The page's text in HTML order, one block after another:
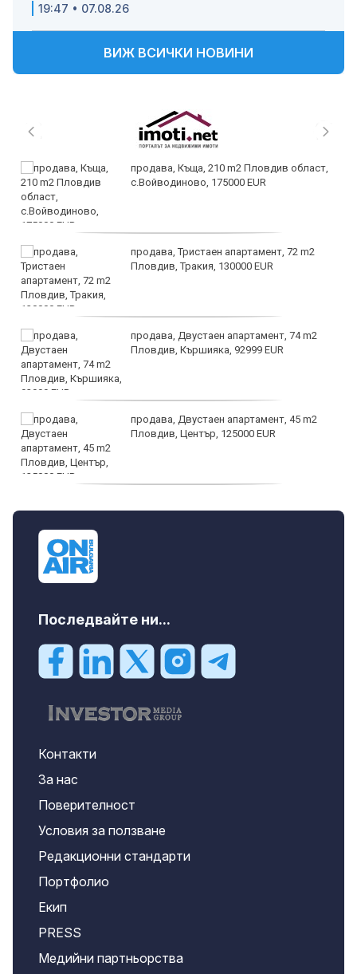
19:47 • 07.08.26
ВИЖ ВСИЧКИ НОВИНИ
продава, Къща, 210 m2 Пловдив област,
с.Войводиново, 175000 EUR
продава, Тристаен апартамент, 72 m2
Пловдив, Тракия, 130000 EUR
продава, Двустаен апартамент, 74 m2
Пловдив, Кършияка, 92999 EUR
продава, Двустаен апартамент, 45 m2
Пловдив, Център, 125000 EUR
Последвайте ни...
Контакти
За нас
Поверителност
Условия за ползване
Редакционни стандарти
Портфолио
Екип
PRESS
Медийни партньорства